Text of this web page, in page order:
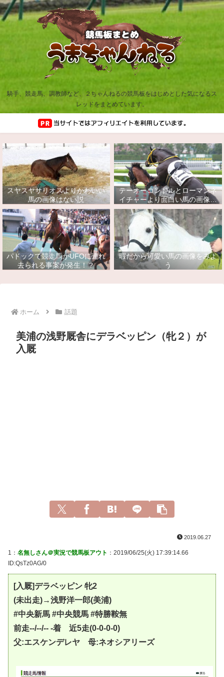
騎手、競走馬、調教師など、２ちゃんねるの競馬板をはじめとした気になるス
レッドをまとめています。
スヤスヤサリオスよりかわいい
馬の画像はない説
テーオーコンドルとローマンネ
イチャーより面白い馬の画像っ
てあるの？
パドックで競走馬がUFOに連れ
去られる事案が発生！？
暇だから可愛い馬の画像をみよ
う
ホーム 話題
美浦の浅野厩舎にデラベッピン（牝２）が
入厩
2019.06.27
1： 名無しさん＠実況で競馬板アウト ：2019/06/25(火) 17:39:14.66
ID:QsTz0AG/0
[入厩]デラベッピン 牝2
(未出走)→浅野洋一郎(美浦)
#中央新馬 #中央競馬 #特勝鞍無
前走--/--/-- -着 近5走(0-0-0-0)
父:エスケンデレヤ 母:ネオシアリーズ